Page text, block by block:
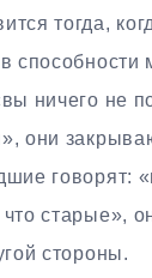
тогда,
способности
ничего не
они
говорят:
старые»,
стороны.